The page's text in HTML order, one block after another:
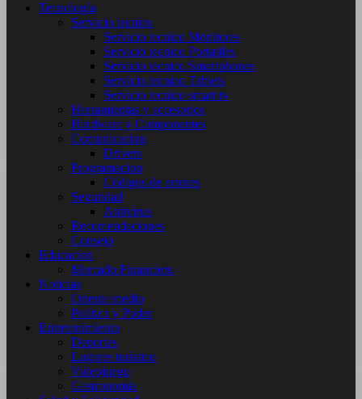
Tecnología
Servicio tecnico
Servicio tecnico Monitores
Servicio tecnico Portatiles
Servicio tecnico Smartphones
Servicio tecnico Tablets
Servicio tecnico smart tv
Herramientas y accesorios
Hardware y Componentes
Comunicacion
Drivers
Programacion
Códigos de errores
Seguridad
Antivirus
Recomendaciones
Consejo
Educacion
Mercado Financiero
Noticias
Oriente medio
Politica y Poder
Entretenimiento
Deportes
Lugares turístico
Videojuego
Gastronomia